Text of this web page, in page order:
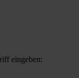
eingeben: